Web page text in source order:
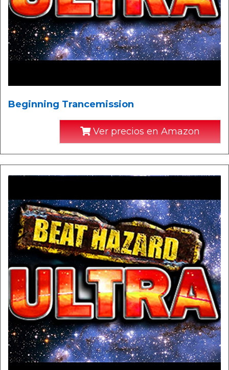
Beginning Trancemission
Ver precios en Amazon